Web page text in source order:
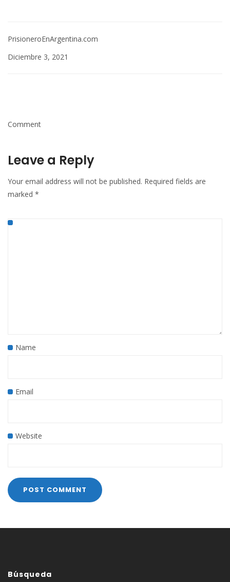
PrisioneroEnArgentina.com
Diciembre 3, 2021
Comment
Leave a Reply
Your email address will not be published. Required fields are
marked *
Name
Email
Website
Búsqueda